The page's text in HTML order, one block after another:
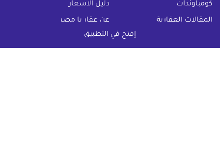
إفتح في التطبيق
كومباوندات دليل الاسعار
المقالات العقارية عن عقار يا مصر
تواصل معنا